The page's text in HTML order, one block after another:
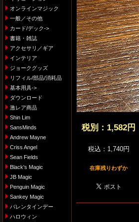
オンラインマジック
一般／その他
カード/デック->
書籍・雑誌
アクセサリ／ギア
インテリア
ジョークグッズ
リフィル/部品/消耗品
基本用具->
ダウンロード
激レア商品
Shin Lim
SansMinds
Andrew Mayne
Criss Angel
Sean Fields
Black's Magic
JB Magic
Penguin Magic
Sankey Magic
バレンタインデー
ハロウィン
税別： 1,582円
税込：1,740円
在庫残りわずか